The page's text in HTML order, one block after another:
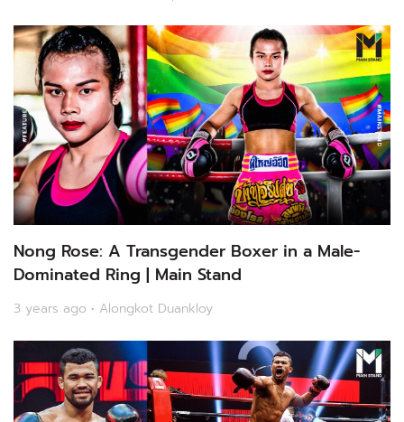
Nong Rose: A Transgender Boxer in a Male-
Dominated Ring | Main Stand
3 years ago • Alongkot Duankloy